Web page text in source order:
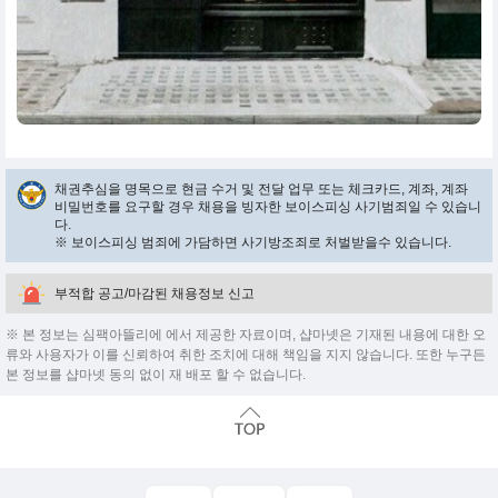
채권추심을 명목으로 현금 수거 및 전달 업무 또는 체크카드, 계좌, 계좌
비밀번호를 요구할 경우 채용을 빙자한 보이스피싱 사기범죄일 수 있습니
다.
※ 보이스피싱 범죄에 가담하면 사기방조죄로 처벌받을수 있습니다.
부적합 공고/마감된 채용정보 신고
※ 본 정보는 심팩아뜰리에 에서 제공한 자료이며, 샵마넷은 기재된 내용에 대한 오
류와 사용자가 이를 신뢰하여 취한 조치에 대해 책임을 지지 않습니다. 또한 누구든
본 정보를 샵마넷 동의 없이 재 배포 할 수 없습니다.